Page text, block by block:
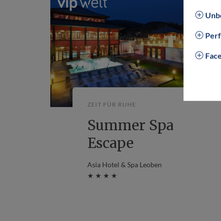
ZEIT FÜR RUHE
Summer Spa
Escape
Asia Hotel & Spa Leoben
★ ★ ★ ★